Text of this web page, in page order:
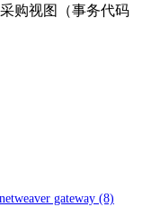
购视图（事务代码
netweaver gateway (8)